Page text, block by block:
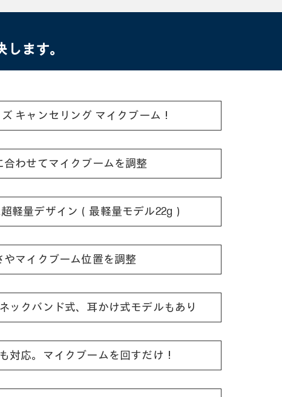
ます。
キャンセリング マイクブーム！
わせてマイクブームを調整
軽量デザイン（最軽量モデル22g）
マイクブーム位置を調整
ックバンド式、耳かけ式モデルもあり
対応。マイクブームを回すだけ！